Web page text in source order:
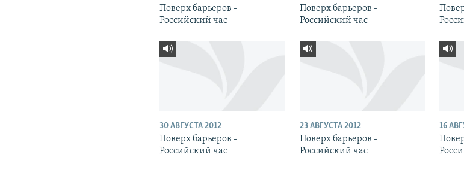
Поверх барьеров -
Российский час
Поверх барьеров -
Российский час
30 АВГУСТА 2012
Поверх барьеров -
Российский час
23 АВГУСТА 2012
Поверх барьеров -
Российский час
16